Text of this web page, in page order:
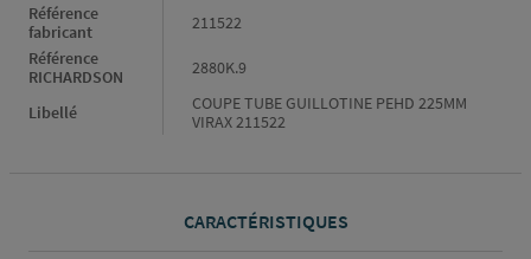
Référence
fabricant
211522
Référence
RICHARDSON
2880K.9
Libellé
COUPE TUBE GUILLOTINE PEHD 225MM
VIRAX 211522
CARACTÉRISTIQUES